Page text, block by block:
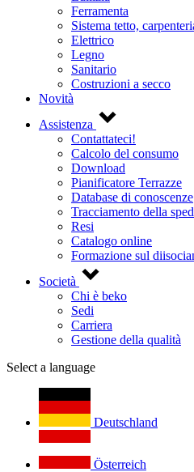
Ferramenta
Sistema tetto,
Elettrico
Legno
Sanitario
Costruzioni a secco
Novità
Assistenza
Contattateci!
Calcolo del consumo
Download
Pianificatore Terrazze
Database di conoscenze
Tracciamento della
Resi
Catalogo online
Formazione sul
Società
Chi è beko
Sedi
Carriera
Gestione della qualità
Select a language
Deutschland
Österreich